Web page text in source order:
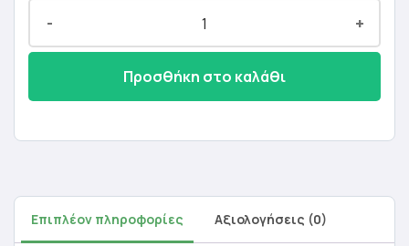
- +
Προσθήκη στο καλάθι
Επιπλέον πληροφορίες Αξιολογήσεις (0)